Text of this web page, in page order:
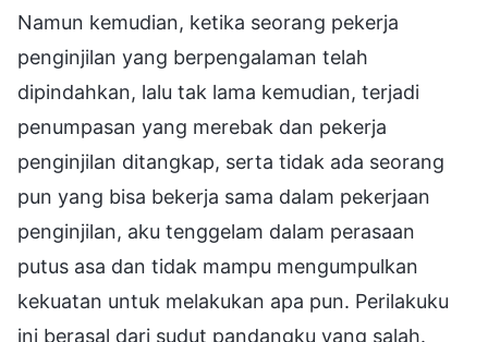
Namun kemudian, ketika seorang pekerja
penginjilan yang berpengalaman telah
dipindahkan, lalu tak lama kemudian, terjadi
penumpasan yang merebak dan pekerja
penginjilan ditangkap, serta tidak ada seorang
pun yang bisa bekerja sama dalam pekerjaan
penginjilan, aku tenggelam dalam perasaan
putus asa dan tidak mampu mengumpulkan
kekuatan untuk melakukan apa pun. Perilakuku
ini berasal dari sudut pandangku yang salah.